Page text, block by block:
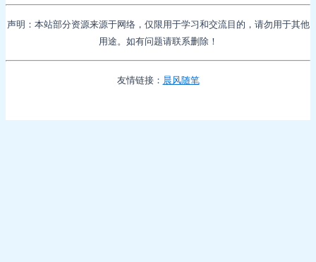
声明：本站部分资源来源于网络，仅限用于学习和交流目的，请勿用于其他
用途。如有问题请联系删除！
友情链接： 晨风随笔